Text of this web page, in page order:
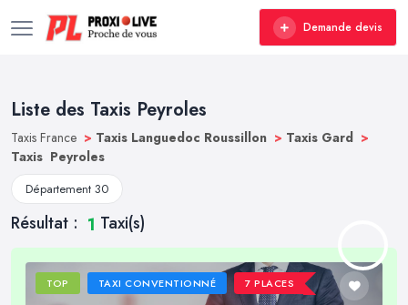
Demande devis
Liste des Taxis Peyroles
Taxis France > Taxis Languedoc Roussillon > Taxis Gard >
Taxis Peyroles
Département 30
Résultat : 1 Taxi(s)
TOP TAXI CONVENTIONNÉ 7 PLACES